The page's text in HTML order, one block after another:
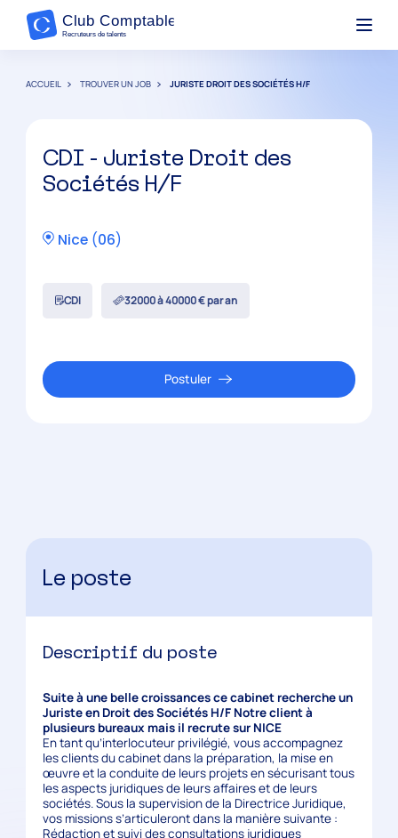
ACCUEIL TROUVER UN JOB JURISTE DROIT DES SOCIÉTÉS H/F
CDI - Juriste Droit des
Sociétés H/F
Nice(06)
CDI 32000 à 40000 € par an
Postuler
Le poste
Descriptif du poste
Suite à une belle croissances ce cabinet recherche un
Juriste en Droit des Sociétés H/F Notre client à
plusieurs bureaux mais il recrute sur NICE
En tant qu’interlocuteur privilégié, vous accompagnez
les clients du cabinet dans la préparation, la mise en
œuvre et la conduite de leurs projets en sécurisant tous
les aspects juridiques de leurs affaires et de leurs
sociétés. Sous la supervision de la Directrice Juridique,
vos missions s’articuleront dans la manière suivante :
Rédaction et suivi des consultations juridiques